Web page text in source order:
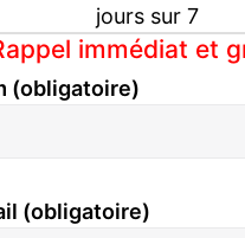
jours sur 7
immédiat et
(obligatoire)
(obligatoire)